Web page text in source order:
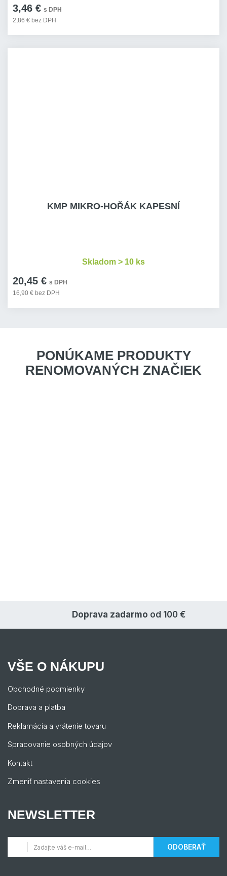
3,46 € s DPH
2,86 € bez DPH
KMP MIKRO-HOŘÁK KAPESNÍ
20,45 € s DPH
16,90 € bez DPH
Skladom > 10 ks
PONÚKAME PRODUKTY
RENOMOVANÝCH ZNAČIEK
Doprava zadarmo od 100 €
VŠE O NÁKUPU
Obchodné podmienky
Doprava a platba
Reklamácia a vrátenie tovaru
Spracovanie osobných údajov
Kontakt
Zmeniť nastavenia cookies
NEWSLETTER
ODOBERAŤ